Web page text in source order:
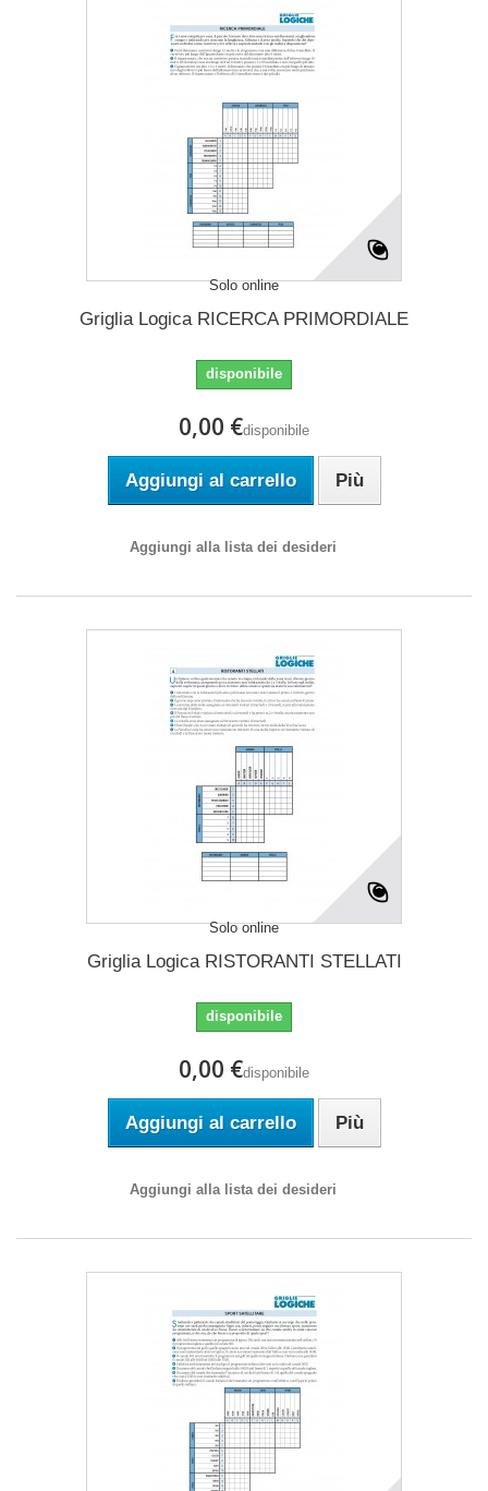
Solo online
Griglia Logica RICERCA PRIMORDIALE
disponibile
0,00 €disponibile
Aggiungi al carrello Più
Aggiungi alla lista dei desideri
Solo online
Griglia Logica RISTORANTI STELLATI
disponibile
0,00 €disponibile
Aggiungi al carrello Più
Aggiungi alla lista dei desideri